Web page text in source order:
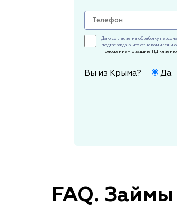
Даю согласие на обработку
подтверждаю, что ознакомился и
Положением о защите ПД
Вы из Крыма? Да
FAQ.